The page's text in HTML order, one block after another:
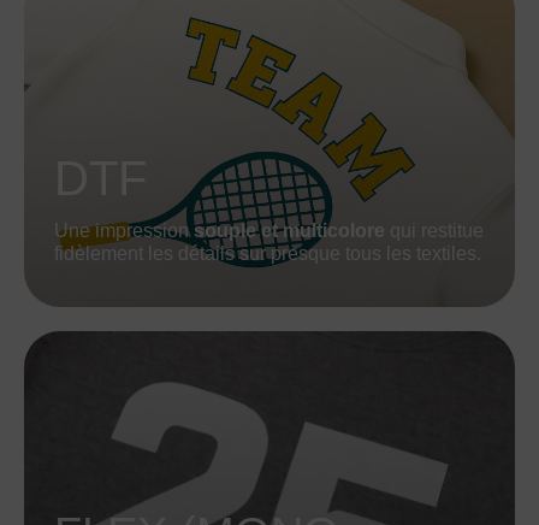
DTF
Une impressionsouple et multicolore qui restitue
fidèlement les détails sur presque tous les textiles.